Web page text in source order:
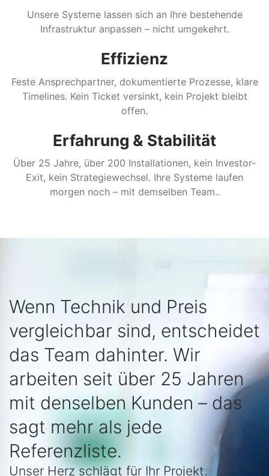
Unsere Systeme lassen sich an Ihre bestehende
Infrastruktur anpassen – nicht umgekehrt.
Effizienz
Feste Ansprechpartner, dokumentierte Prozesse, klare
Timelines. Kein Ticket versinkt, kein Projekt bleibt
offen.
Erfahrung & Stabilität
Über 25 Jahre, über 200 Installationen, kein Investor-
Exit, kein Strategiewechsel. Ihre Systeme laufen
morgen noch – mit demselben Team..
Wenn Technik und Preis
vergleichbar sind, entscheidet
das Team dahinter. Wir
arbeiten seit über 25 Jahren
mit denselben Kunden – das
sagt mehr als jede
Referenzliste.
Unser Herz schlägt für Ihr Projekt.